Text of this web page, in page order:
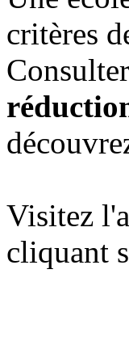
critères
Visitez
cliquant